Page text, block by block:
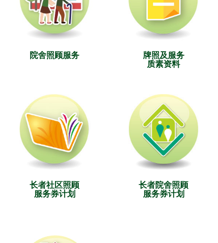
院舍照顾服务
牌照及服务
质素资料
长者社区照顾
服务券计划
长者院舍照顾
服务券计划